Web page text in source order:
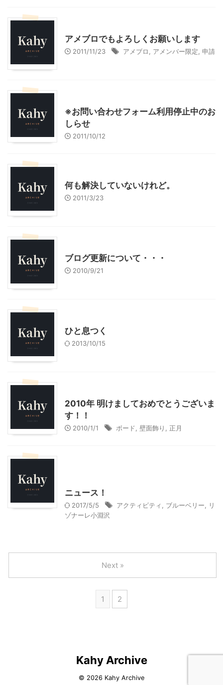
アメブロでもよろしくお願いします
2011/11/23 アメブロ アメンバー限定 申請
※お問い合わせフォーム利用停止中のお
しらせ
2011/10/12
何も解決していないけれど。
2011/3/23
ブログ更新について・・・
2010/9/21
ひと息つく
2013/10/15
2010年 明けましておめでとうございま
す！！
2010/1/1 ボード 壁面飾り 正月
ニュース！
2017/5/5 アクティビティ ブルーベリー
リ
ゾナーレ小淵沢
1 2
Next »
Kahy Archive
© 2026 Kahy Archive